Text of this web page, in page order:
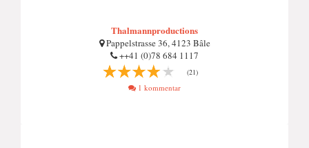
Thalmannproductions
Pappelstrasse 36, 4123 Bâle
++41 (0)78 684 1117
(21)
1 kommentar